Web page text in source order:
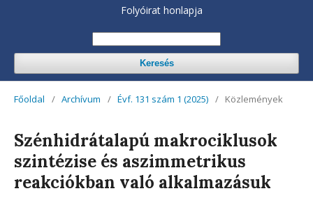
Folyóirat honlapja
Keresés
Főoldal / Archívum / Évf. 131 szám 1 (2025) / Közlemények
Szénhidrátalapú makrociklusok
szintézise és aszimmetrikus
reakciókban való alkalmazásuk